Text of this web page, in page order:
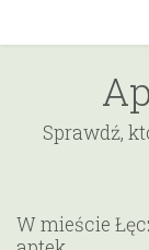
Sprawdź,
W mieście